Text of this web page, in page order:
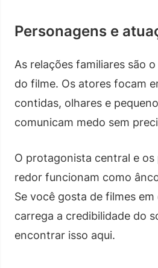
Personagens e
As relações familiares são
do filme. Os atores focam
contidas, olhares e
comunicam medo sem
O protagonista central e os
redor funcionam como
Se você gosta de filmes em
carrega a credibilidade do
encontrar isso aqui.